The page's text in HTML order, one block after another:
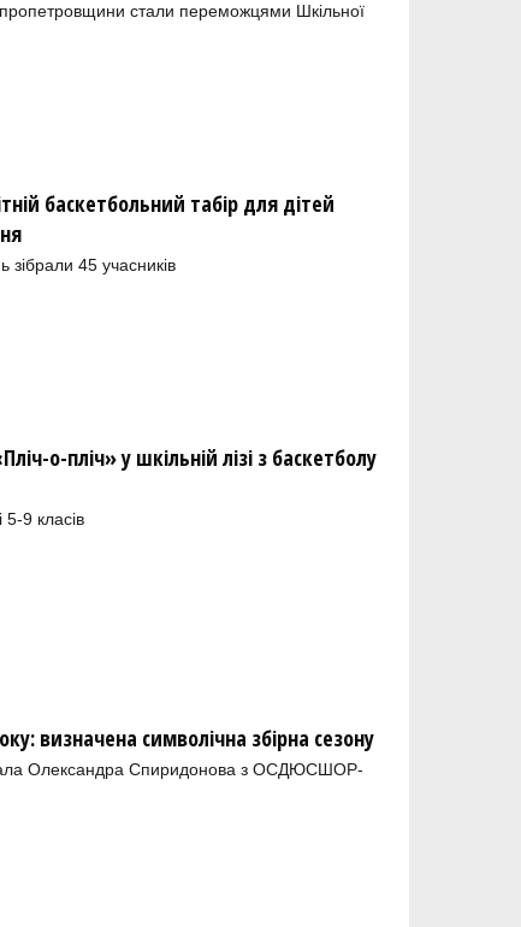
стали переможцями Шкільної
баскетбольний табір для дітей
зібрали 45 учасників
о-пліч» у шкільній лізі з баскетболу
9 класів
визначена символічна збірна сезону
Олександра Спиридонова з ОСДЮСШОР-